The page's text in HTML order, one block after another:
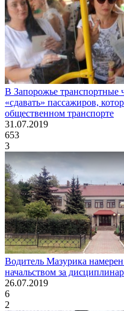
В Запорожье транспортные
«сдавать» пассажиров,
общественном транспорте
31.07.2019
653
3
Водитель Мазурика
начальством за
26.07.2019
6
2